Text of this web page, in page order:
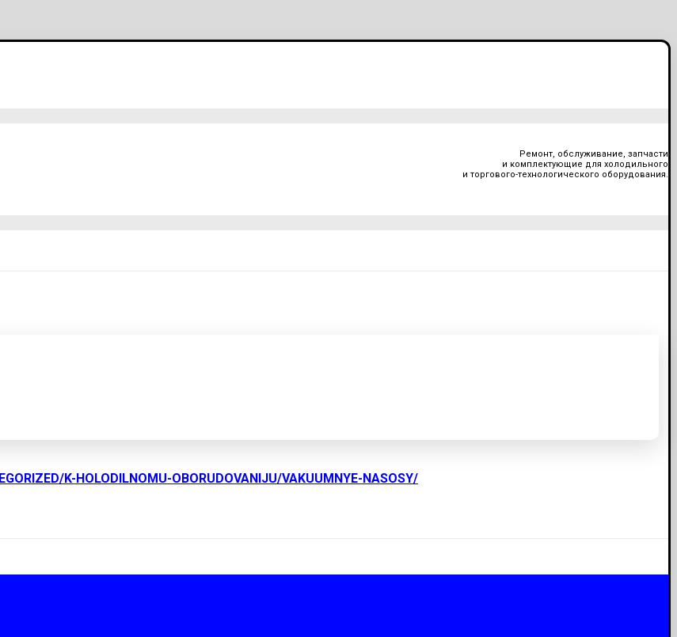
Ремонт, обслуживание, запчасти
и комплектующие для холодильного
и торгового-технологического оборудования.
K-HOLODILNOMU-OBORUDOVANIJU/VAKUUMNYE-NASOSY/